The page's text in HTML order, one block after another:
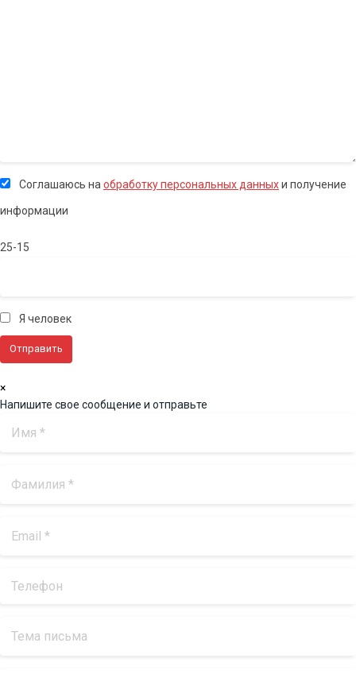
Соглашаюсь на обработку персональных данныхи получение
информации
25-15
Я человек
×
Напишите свое сообщение и отправьте